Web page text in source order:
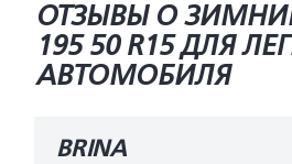
ОТЗЫВЫ О
195 50 R15 ДЛЯ
АВТОМОБИЛЯ
BRINA